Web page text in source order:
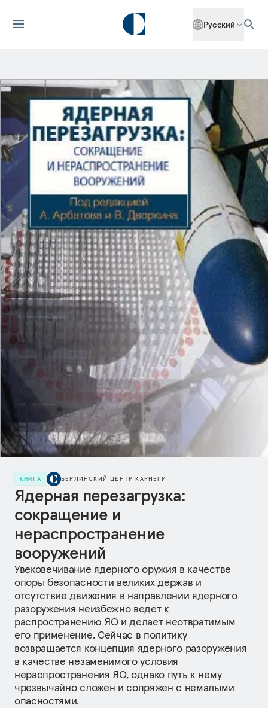
Русский
КНИГА БЕРЛИНСКИЙ ЦЕНТР КАРНЕГИ
Ядерная перезагрузка:
сокращение и
нераспространение
вооружений
Увековечивание ядерного оружия в качестве
опоры безопасности великих держав и
отсутствие движения в направлении ядерного
разоружения неизбежно ведет к
распространению ЯО и делает неотвратимым
его применение. Сейчас в политику
возвращается концепция ядерного разоружения
в качестве незаменимого условия
нераспространения ЯО, однако путь к нему
чрезвычайно сложен и сопряжен с немалыми
опасностями.